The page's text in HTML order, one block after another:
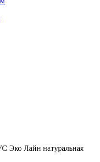
Эко Лайн натуральная